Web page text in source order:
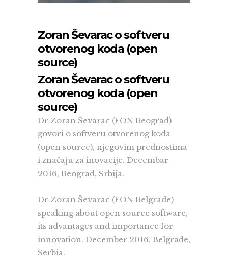
Zoran Ševarac o softveru
otvorenog koda (open
source)
Zoran Ševarac o softveru
otvorenog koda (open
source)
Dr Zoran Ševarac (FON Beograd)
govori o softveru otvorenog koda
(open source), njegovim prednostima
i značaju za inovacije. Decembar
2016, Beograd, Srbija.
Dr Zoran Ševarac (FON Belgrade)
speaking about open source software,
its advantages and importance for
innovation. December 2016, Belgrade,
Serbia.